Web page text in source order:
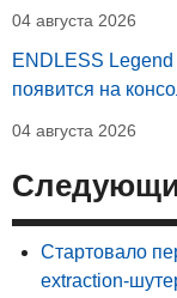
04 августа 2026
ENDLESS Legend
появится на
04 августа 2026
Стартовало
extraction-